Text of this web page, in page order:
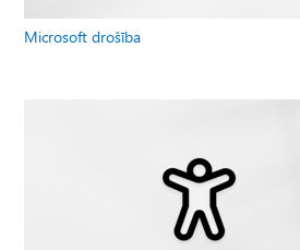
Microsoft drošība